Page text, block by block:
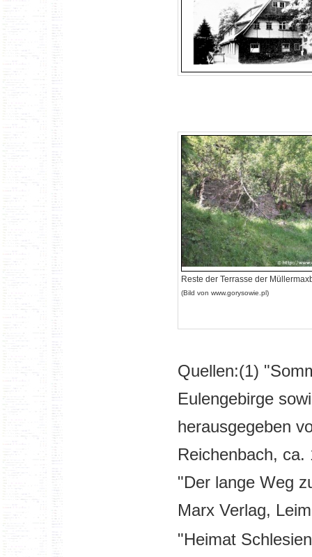
Reste der Terrasse der
(Bild von www.gorysowie.pl)
Quellen:(1)
Eulengebirge
herausgegeben
Reichenbach, ca.
"Der lange Weg
Marx Verlag,
"Heimat